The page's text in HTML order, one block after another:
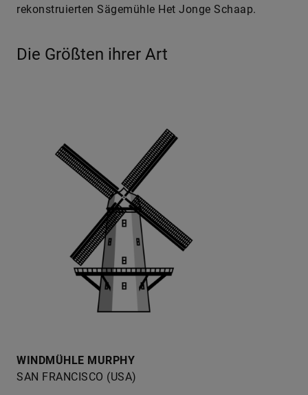
rekonstruierten Sägemühle Het Jonge Schaap.
Die Größten ihrer Art
WINDMÜHLE MURPHY
SAN FRANCISCO (USA)